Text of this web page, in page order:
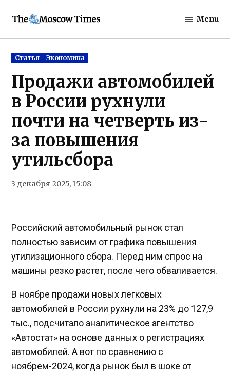
Moscow
Menu
Posted
in
Статья - Экономика
Продажи автомобилей
в России рухнули
почти на четверть из-
за повышения
утильсбора
3 декабря 2025, 15:08
Российский автомобильный рынок стал
полностью зависим от графика повышения
утилизационного сбора. Перед ним спрос на
машины резко растет, после чего обваливается.
В ноябре продажи новых легковых
автомобилей в России рухнули на 23% до 127,9
тыс., подсчитало аналитическое агентство
«Автостат» на основе данных о регистрациях
автомобилей. А вот по сравнению с
ноябрем-2024, когда рынок был в шоке от